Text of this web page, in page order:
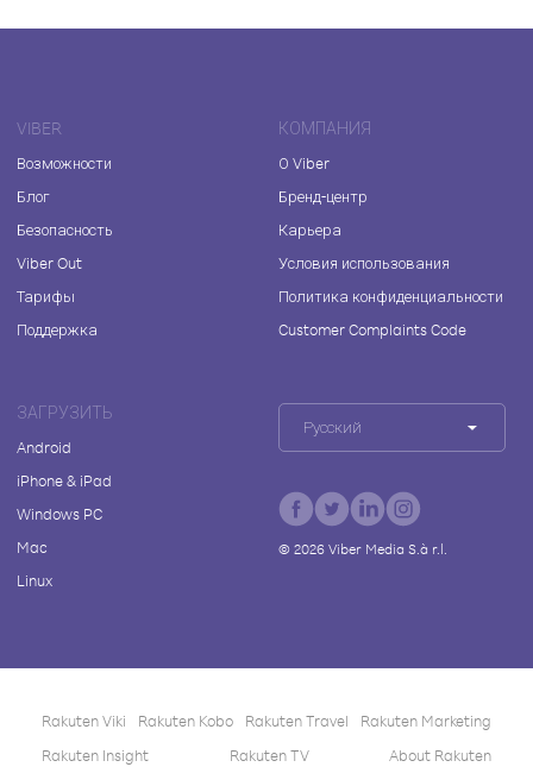
VIBER
Возможности
Блог
Безопасность
Viber Out
Тарифы
Поддержка
КОМПАНИЯ
О Viber
Бренд-центр
Карьера
Условия использования
Политика конфиденциальности
Customer Complaints Code
ЗАГРУЗИТЬ
Android
iPhone & iPad
Windows PC
Mac
Linux
Русский
© 2026Viber Media S.à r.l.
Rakuten Viki Rakuten Kobo Rakuten Travel
Rakuten Marketing
Rakuten Insight
Rakuten TV About Rakuten